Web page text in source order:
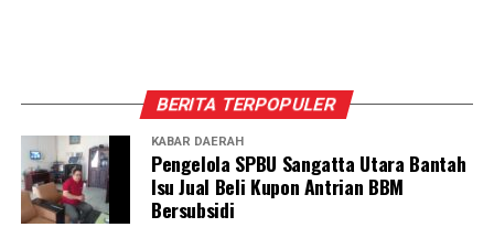
BERITA TERPOPULER
KABAR DAERAH
Pengelola SPBU Sangatta Utara Bantah
Isu Jual Beli Kupon Antrian BBM
Bersubsidi